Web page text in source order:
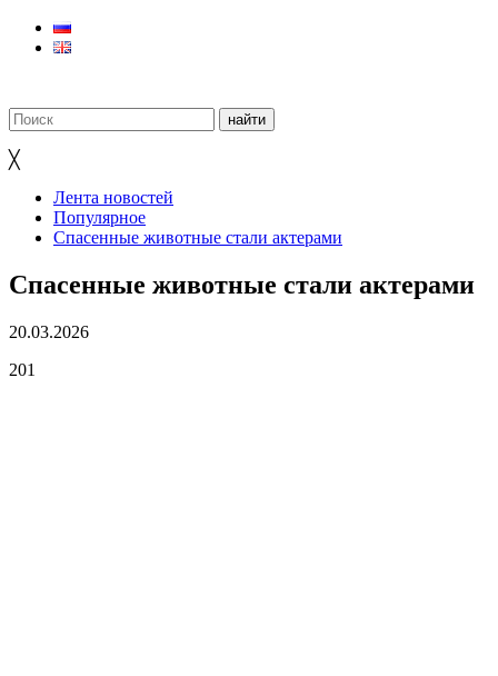
╳
Лента новостей
Популярное
Спасенные животные стали актерами
Спасенные животные стали актерами
20.03.2026
201